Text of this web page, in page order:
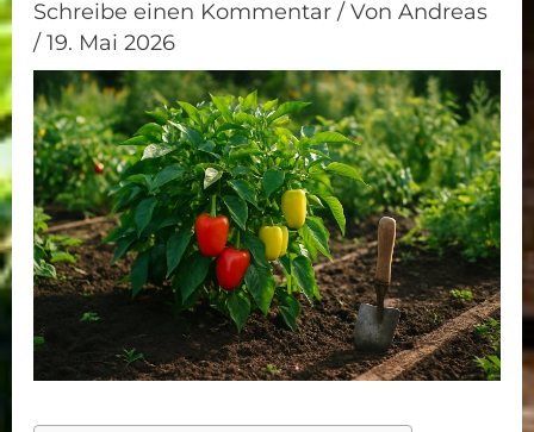
Schreibe einen Kommentar / VonAndreas
/19. Mai 2026